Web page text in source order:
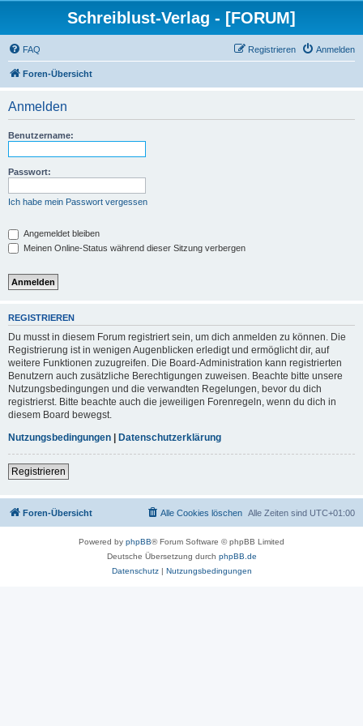
Schreiblust-Verlag - [FORUM]
FAQ Anmelden
Registrieren
Foren-Übersicht
Anmelden
Benutzername:
Passwort:
Ich habe mein Passwort vergessen
Angemeldet bleiben
Meinen Online-Status während dieser Sitzung verbergen
REGISTRIEREN
Du musst in diesem Forum registriert sein, um dich anmelden zu können. Die
Registrierung ist in wenigen Augenblicken erledigt und ermöglicht dir, auf
weitere Funktionen zuzugreifen. Die Board-Administration kann registrierten
Benutzern auch zusätzliche Berechtigungen zuweisen. Beachte bitte unsere
Nutzungsbedingungen und die verwandten Regelungen, bevor du dich
registrierst. Bitte beachte auch die jeweiligen Forenregeln, wenn du dich in
diesem Board bewegst.
Nutzungsbedingungen | Datenschutzerklärung
Registrieren
Foren-Übersicht Alle Zeiten sind UTC+01:00
Alle Cookies löschen
Powered by phpBB® Forum Software © phpBB Limited
Deutsche Übersetzung durch phpBB.de
Datenschutz| Nutzungsbedingungen